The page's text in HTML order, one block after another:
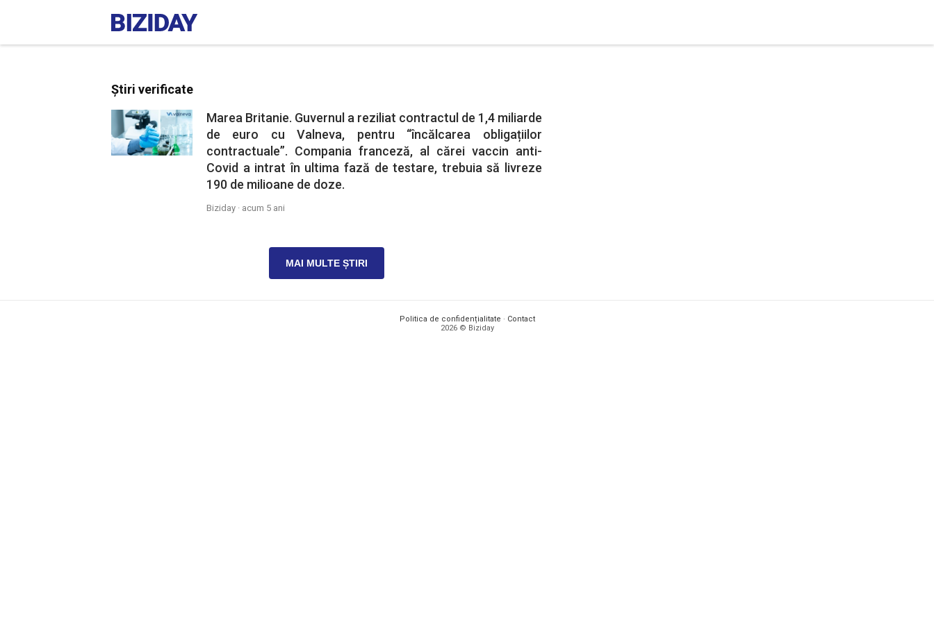
Știri verificate
Marea Britanie. Guvernul a reziliat contractul de 1,4 miliarde
de euro cu Valneva, pentru “încălcarea obligațiilor
contractuale”. Compania franceză, al cărei vaccin anti-
Covid a intrat în ultima fază de testare, trebuia să livreze
190 de milioane de doze.
Biziday · acum 5 ani
MAI MULTE ȘTIRI
Politica de confidențialitate · Contact
2026 © Biziday